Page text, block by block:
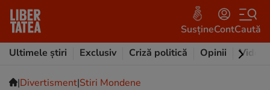
SusțineContCaută
Ultimele știri
Exclusiv Criză politică Opinii Video
|Divertisment|Stiri Mondene